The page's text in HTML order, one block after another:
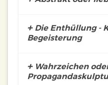
Die Enthüllung -
Begeisterung
Wahrzeichen